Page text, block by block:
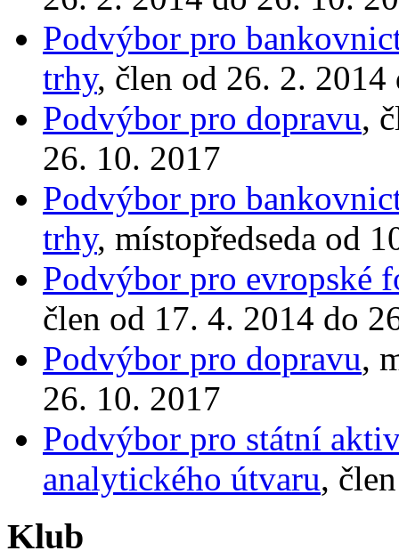
Podvýbor pro
trhy, člen od 26. 2.
Podvýbor pro dopravu,
26. 10. 2017
Podvýbor pro
trhy, místopředseda od
Podvýbor pro evropské
člen od 17. 4. 2014 do
Podvýbor pro dopravu,
26. 10. 2017
Podvýbor pro státní
analytického útvaru,
Klub